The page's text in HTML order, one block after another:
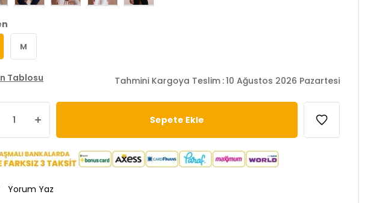
M
Tablosu Tahmini Kargoya Teslim :10 Ağustos 2026 Pazartesi
Yorum Yaz